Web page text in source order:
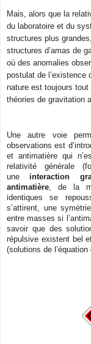
Mais, alors que la
du laboratoire et du
structures plus
structures d’amas de
où des anomalies
postulat de l’existence
nature est toujours
théories de gravitation
Une autre voie
observations est
et antimatière qui
relativité générale
une interaction
antimatière , de la
identiques se
s’attirent, une
entre masses si
savoir que des
répulsive existent bel
(solutions de l’équation